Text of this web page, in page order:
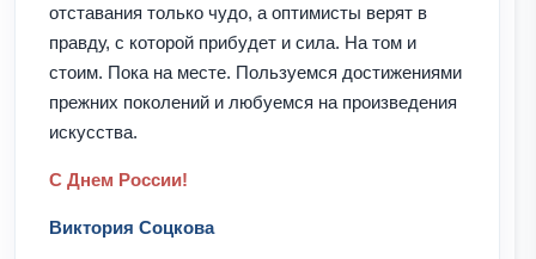
отставания только чудо, а оптимисты верят в
правду, с которой прибудет и сила. На том и
стоим. Пока на месте. Пользуемся достижениями
прежних поколений и любуемся на произведения
искусства.
С Днем России!
Виктория Соцкова